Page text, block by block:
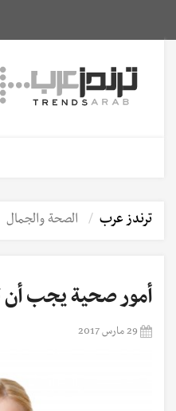
ترندز عرب الصحة والجمال
أمور صحية يجب أن
29 مارس 2017